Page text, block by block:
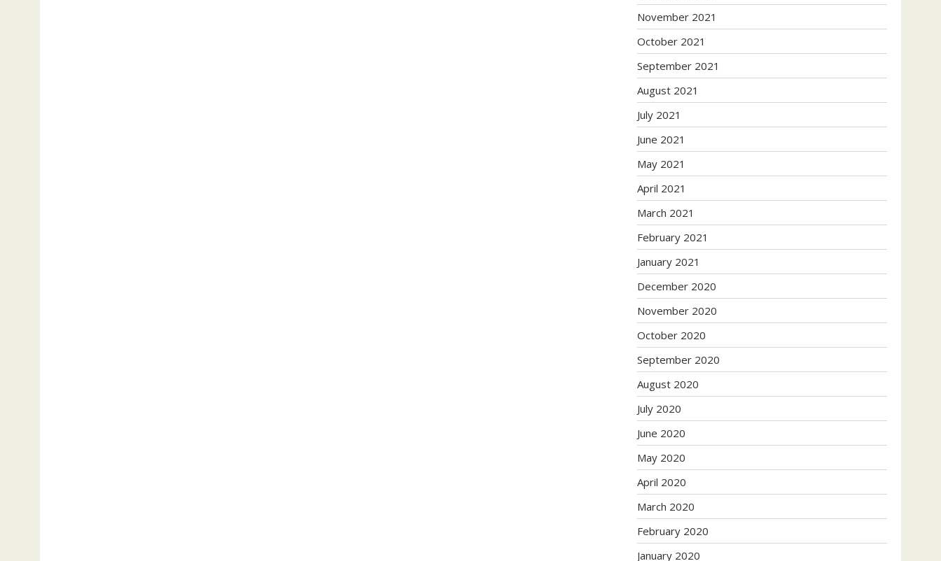
November 2021
October 2021
September 2021
August 2021
July 2021
June 2021
May 2021
April 2021
March 2021
February 2021
January 2021
December 2020
November 2020
October 2020
September 2020
August 2020
July 2020
June 2020
May 2020
April 2020
March 2020
February 2020
January 2020